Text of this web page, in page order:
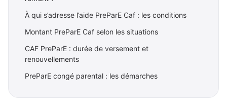
À qui s’adresse l’aide PreParE Caf : les conditions
Montant PreParE Caf selon les situations
CAF PreParE : durée de versement et
renouvellements
PreParE congé parental : les démarches